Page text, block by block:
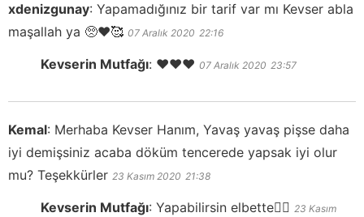
xdenizgunay: Yapamadığınız bir tarif var mı Kevser abla
maşallah ya 🥺❤️🥰 07 Aralık 2020 22:16
Kevserin Mutfağı: ❤️❤️❤️ 07 Aralık 2020 23:57
Kemal: Merhaba Kevser Hanım, Yavaş yavaş pişse daha
iyi demişsiniz acaba döküm tencerede yapsak iyi olur
mu? Teşekkürler 23 Kasım 2020 21:38
Kevserin Mutfağı: Yapabilirsin elbette👍🏻 23 Kasım